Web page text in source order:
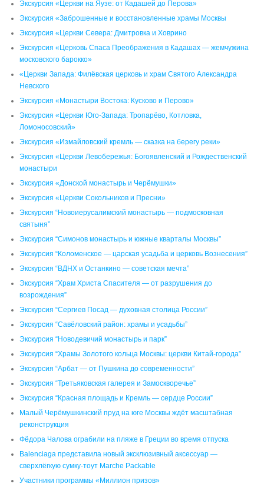
Экскурсия «Церкви на Яузе: от Кадашей до Перова»
Экскурсия «Заброшенные и восстановленные храмы Москвы
Экскурсия «Церкви Севера: Дмитровка и Ховрино
Экскурсия «Церковь Спаса Преображения в Кадашах — жемчужина
московского барокко»
«Церкви Запада: Филёвская церковь и храм Святого Александра
Невского
Экскурсия «Монастыри Востока: Кусково и Перово»
Экскурсия «Церкви Юго-Запада: Тропарёво, Котловка,
Ломоносовский»
Экскурсия «Измайловский кремль — сказка на берегу реки»
Экскурсия «Церкви Левобережья: Богоявленский и Рождественский
монастыри
Экскурсия «Донской монастырь и Черёмушки»
Экскурсия «Церкви Сокольников и Пресни»
Экскурсия “Новоиерусалимский монастырь — подмосковная
святыня”
Экскурсия “Симонов монастырь и южные кварталы Москвы”
Экскурсия “Коломенское — царская усадьба и церковь Вознесения”
Экскурсия “ВДНХ и Останкино — советская мечта”
Экскурсия “Храм Христа Спасителя — от разрушения до
возрождения”
Экскурсия “Сергиев Посад — духовная столица России”
Экскурсия “Савёловский район: храмы и усадьбы”
Экскурсия “Новодевичий монастырь и парк”
Экскурсия “Храмы Золотого кольца Москвы: церкви Китай-города”
Экскурсия “Арбат — от Пушкина до современности”
Экскурсия “Третьяковская галерея и Замоскворечье”
Экскурсия “Красная площадь и Кремль — сердце России”
Малый Черёмушкинский пруд на юге Москвы ждёт масштабная
реконструкция
Фёдора Чалова ограбили на пляже в Греции во время отпуска
Balenciaga представила новый эксклюзивный аксессуар —
сверхлёгкую сумку-тоут Marche Packable
Участники программы «Миллион призов»